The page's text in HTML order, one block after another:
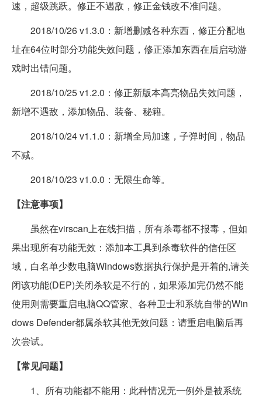
速，超级跳跃。修正不遇敌，修正金钱改不准问题。
2018/10/26 v1.3.0：新增删减各种东西，修正分配地
址在64位时部分功能失效问题，修正添加东西在后启动游
戏时出错问题。
2018/10/25 v1.2.0：修正新版本高亮物品失效问题，
新增不遇敌，添加物品、装备、秘籍。
2018/10/24 v1.1.0：新增全局加速，子弹时间，物品
不减。
2018/10/23 v1.0.0：无限生命等。
【注意事项】
虽然在virscan上在线扫描，所有杀毒都不报毒，但如
果出现所有功能无效：添加本工具到杀毒软件的信任区
域，白名单少数电脑Windows数据执行保护是开着的,请关
闭该功能(DEP)关闭杀软是不行的，如果添加完仍然不能
使用则需要重启电脑QQ管家、各种卫士和系统自带的Win
dows Defender都属杀软其他无效问题：请重启电脑后再
次尝试。
【常见问题】
1、所有功能都不能用：此种情况无一例外是被系统